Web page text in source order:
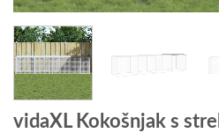
vidaXL Kokošnjak s